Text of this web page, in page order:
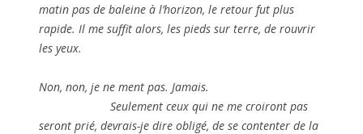
matin pas de baleine à l’horizon, le retour fut plus
rapide. Il me suffit alors, les pieds sur terre, de rouvrir
les yeux.
Non, non, je ne ment pas. Jamais.
Seulement ceux qui ne me croiront pas
seront prié, devrais-je dire obligé, de se contenter de la